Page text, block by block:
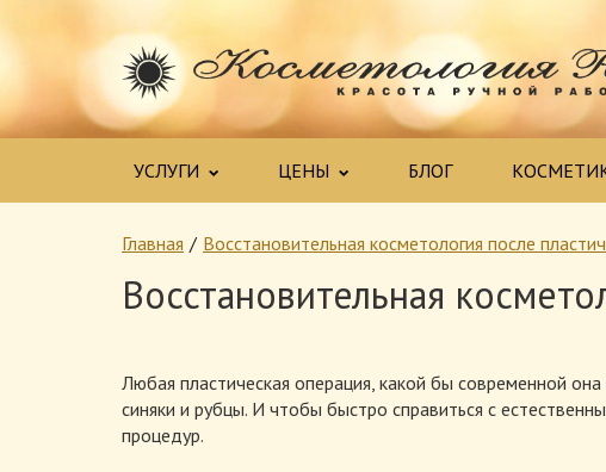
УСЛУГИ ЦЕНЫ БЛОГ
Главная Восстановительная косметология после
Восстановительная
Любая пластическая операция, какой бы современной
синяки и рубцы. И чтобы быстро справиться с
процедур.